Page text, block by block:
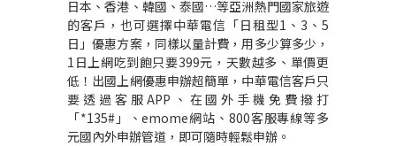
日本、香港、韓國、泰國…等亞洲熱門國家旅遊
的客戶，也可選擇中華電信「日租型1、3、5
日」優惠方案，同樣以量計費，用多少算多少，
1日上網吃到飽只要399元，天數越多、單價更
低！出國上網優惠申辦超簡單，中華電信客戶只
要透過客服APP、在國外手機免費撥打
「*135#」、emome網站、800客服專線等多
元國內外申辦管道，即可隨時輕鬆申辦。